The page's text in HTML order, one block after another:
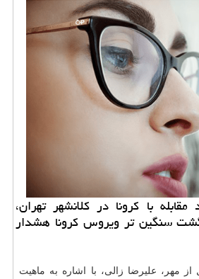
با کرونا در کلانشهر تهران،
سنگین تر ویروس کرونا هشدار
مهر، علیرضا زالی، با اشاره به ماهیت